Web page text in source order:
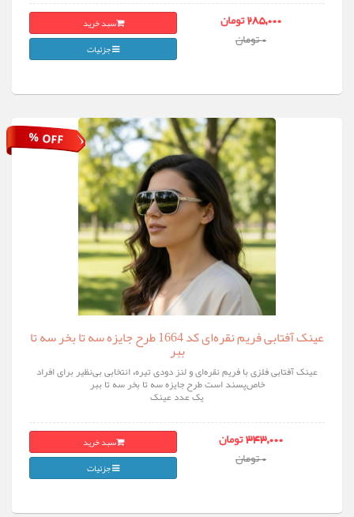
285,000 تومان
0 تومان
سبد خرید
جزئیات
% OFF
عینک آفتابی فریم نقره‌ای کد 1664 طرح جایزه سه تا بخر سه تا
ببر
عینک آفتابی فلزی با فریم نقره‌ای و لنز دودی تیره، انتخابی بی‌نظیر برای افراد
خاص‌پسند است طرح جایزه سه تا بخر سه تا ببر
یک عدد عینک
343,000 تومان
0 تومان
سبد خرید
جزئیات